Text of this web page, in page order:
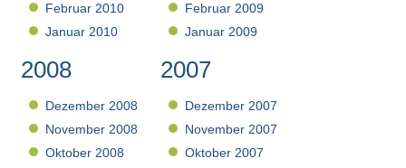
Februar 2010
Januar 2010
Februar 2009
Januar 2009
2008
Dezember 2008
November 2008
Oktober 2008
2007
Dezember 2007
November 2007
Oktober 2007